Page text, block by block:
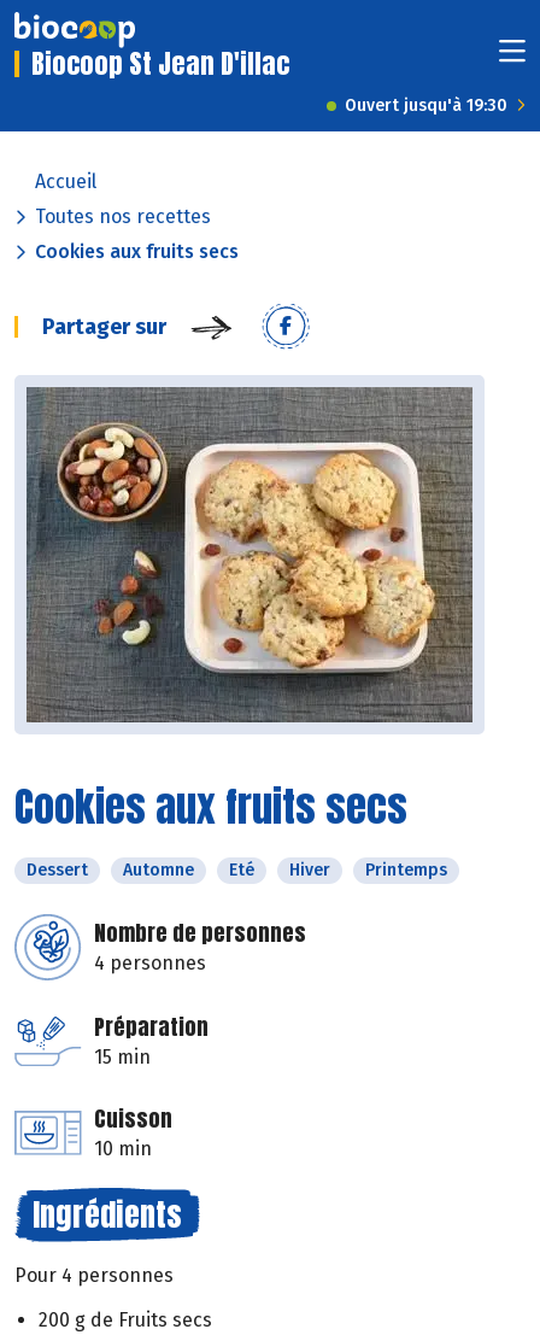
Biocoop St Jean D'illac
Ouvert jusqu'à 19:30
Accueil
Toutes nos recettes
Cookies aux fruits secs
Partager sur
Cookies aux fruits secs
Dessert Automne Eté Hiver Printemps
Nombre de personnes
4 personnes
Préparation
15 min
Cuisson
10 min
Ingrédients
Pour 4 personnes
200 g de Fruits secs